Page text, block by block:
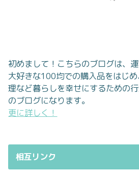
初めまして！こちらのブログは、
大好きな100均での購入品をはじ
理など暮らしを幸せにするための
のブログになります。
更に詳しく！
相互リンク